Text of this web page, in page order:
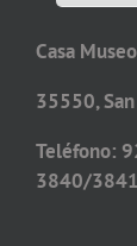
Casa
35550,
Teléfono:
3840/